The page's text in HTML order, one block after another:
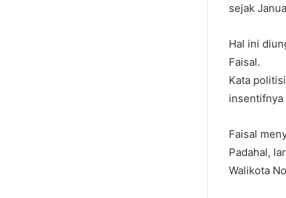
sejak
Hal ini
Faisal.
Kata
insentifnya
Faisal
Padahal,
Walikota